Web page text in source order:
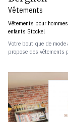
Vêtements
Vêtements pour
enfants Stockel
Votre boutique de mode
propose des vêtements